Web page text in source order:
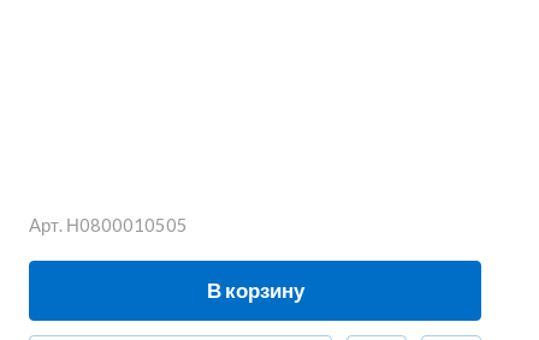
Арт. Н0800010505
В корзину